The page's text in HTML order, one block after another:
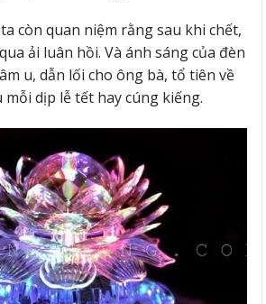
còn quan niệm rằng sau khi chết,
ải luân hồi. Và ánh sáng của đèn
u, dẫn lối cho ông bà, tổ tiên về
mỗi dịp lễ tết hay cúng kiếng.